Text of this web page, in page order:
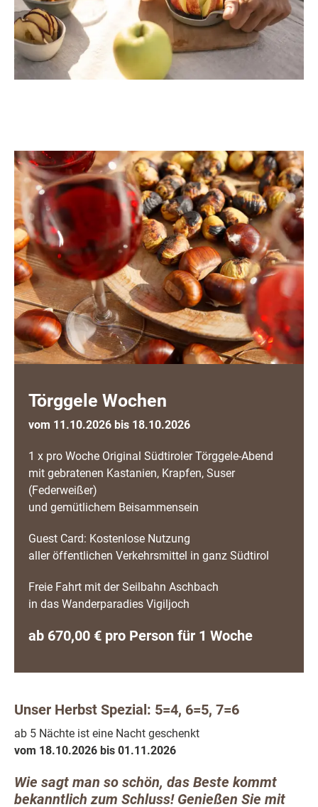
Törggele Wochen
vom 11.10.2026 bis 18.10.2026
1 x pro Woche Original Südtiroler Törggele-Abend
mit gebratenen Kastanien, Krapfen, Suser
(Federweißer)
und gemütlichem Beisammensein
Guest Card: Kostenlose Nutzung
aller öffentlichen Verkehrsmittel in ganz Südtirol
Freie Fahrt mit der Seilbahn Aschbach
in das Wanderparadies Vigiljoch
ab 670,00 € pro Person für 1 Woche
Unser Herbst Spezial: 5=4, 6=5, 7=6
ab 5 Nächte ist eine Nacht geschenkt
vom 18.10.2026 bis 01.11.2026
Wie sagt man so schön, das Beste kommt
bekanntlich zum Schluss! Genießen Sie mit